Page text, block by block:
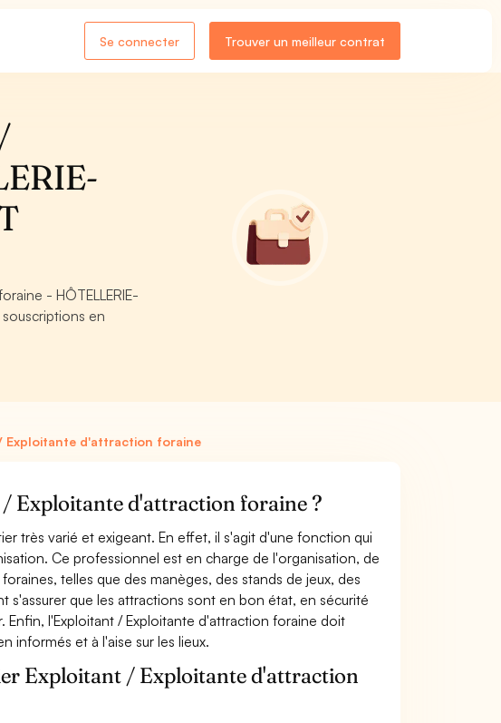
Se connecter Trouver un meilleur contrat
- HÔTELLERIE-
souscriptions en
Exploitante d'attraction foraine
Exploitante d'attraction foraine ?
très varié et exigeant. En effet, il s'agit d'une fonction qui
Ce professionnel est en charge de l'organisation, de
telles que des manèges, des stands de jeux, des
s'assurer que les attractions sont en bon état, en sécurité
l'Exploitant / Exploitante d'attraction foraine doit
informés et à l'aise sur les lieux.
Exploitant / Exploitante d'attraction